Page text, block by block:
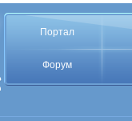
Портал
Форум